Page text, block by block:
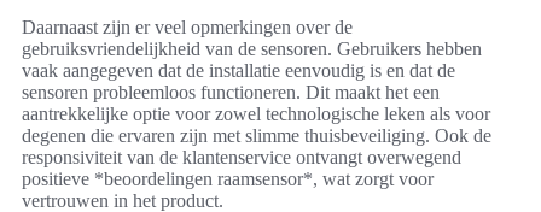
Daarnaast zijn er veel opmerkingen over de
gebruiksvriendelijkheid van de sensoren. Gebruikers hebben
vaak aangegeven dat de installatie eenvoudig is en dat de
sensoren probleemloos functioneren. Dit maakt het een
aantrekkelijke optie voor zowel technologische leken als voor
degenen die ervaren zijn met slimme thuisbeveiliging. Ook de
responsiviteit van de klantenservice ontvangt overwegend
positieve *beoordelingen raamsensor*, wat zorgt voor
vertrouwen in het product.